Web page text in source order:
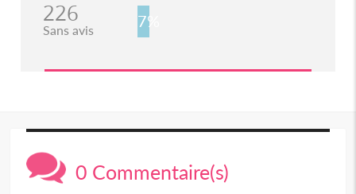
226
Sans avis 7%
0 Commentaire(s)